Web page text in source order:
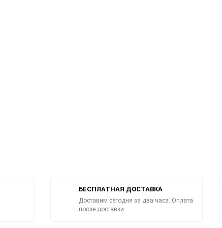
БЕСПЛАТНАЯ ДОСТАВКА
Доставим сегодня за два часа. Оплата
после доставки.